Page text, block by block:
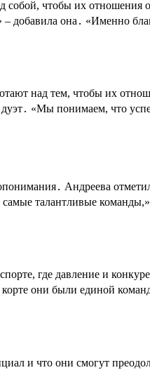
собой, чтобы их отношения
добавила она․ «Именно
над тем, чтобы их
«Мы понимаем, что
Андреева
талантливые
где давление и
они были единой
и что они смогут